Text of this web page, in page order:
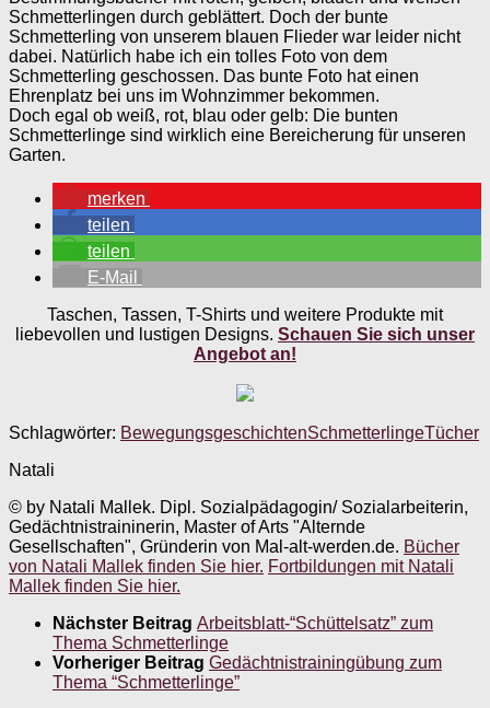
Schmetterlingen durch geblättert. Doch der bunte
Schmetterling von unserem blauen Flieder war leider nicht
dabei. Natürlich habe ich ein tolles Foto von dem
Schmetterling geschossen. Das bunte Foto hat einen
Ehrenplatz bei uns im Wohnzimmer bekommen.
Doch egal ob weiß, rot, blau oder gelb: Die bunten
Schmetterlinge sind wirklich eine Bereicherung für unseren
Garten.
merken
teilen
teilen
E-Mail
Taschen, Tassen, T-Shirts und weitere Produkte mit
liebevollen und lustigen Designs. Schauen Sie sich unser
Angebot an!
Schlagwörter: BewegungsgeschichtenSchmetterlingeTücher
Natali
© by Natali Mallek. Dipl. Sozialpädagogin/ Sozialarbeiterin,
Gedächtnistraininerin, Master of Arts "Alternde
Gesellschaften", Gründerin von Mal-alt-werden.de. Bücher
von Natali Mallek finden Sie hier. Fortbildungen mit Natali
Mallek finden Sie hier.
Nächster Beitrag Arbeitsblatt-“Schüttelsatz” zum
Thema Schmetterlinge
Vorheriger Beitrag Gedächtnistrainingübung zum
Thema “Schmetterlinge”